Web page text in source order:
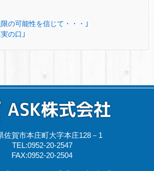
の可能性を信じて・・・｣
の口｣
佐賀市本庄町大字本庄128－1
TEL:0952-20-2547
FAX:0952-20-2504